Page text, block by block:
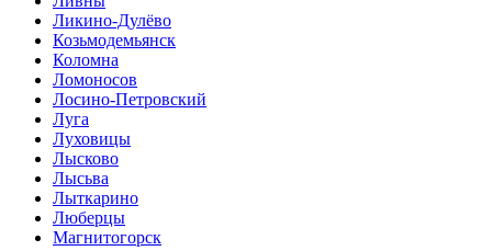
Ликино-Дулёво
Козьмодемьянск
Коломна
Ломоносов
Лосино-Петровский
Луга
Луховицы
Лысково
Лысьва
Лыткарино
Люберцы
Магнитогорск